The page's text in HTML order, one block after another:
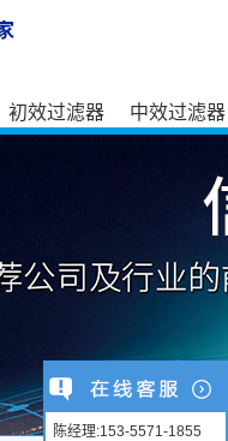
初效过滤器 中效过滤器
陈经理:153-5571-1855